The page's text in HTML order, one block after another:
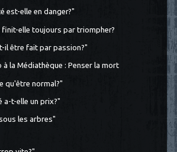
est-elle en danger?"
finit-elle toujours par triompher?
il être fait par passion?"
à la Médiathèque : Penser la mort
qu'être normal?"
a-t-elle un prix?"
les arbres"